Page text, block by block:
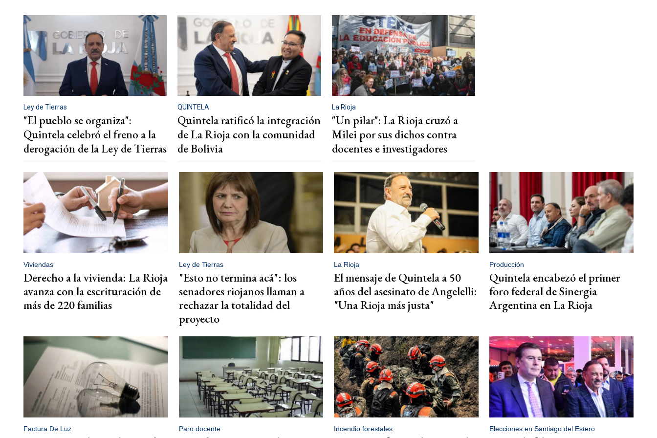
Ley de Tierras
"El pueblo se organiza":
Quintela celebró el freno a la
derogación de la Ley de Tierras
QUINTELA
Quintela ratificó la integración
de La Rioja con la comunidad
de Bolivia
La Rioja
"Un pilar": La Rioja cruzó a
Milei por sus dichos contra
docentes e investigadores
Viviendas
Derecho a la vivienda: La Rioja
avanza con la escrituración de
más de 220 familias
Ley de Tierras
"Esto no termina acá": los
senadores riojanos llaman a
rechazar la totalidad del
proyecto
La Rioja
El mensaje de Quintela a 50
años del asesinato de Angelelli:
"Una Rioja más justa"
Producción
Quintela encabezó el primer
foro federal de Sinergia
Argentina en La Rioja
Factura De Luz Paro docente Incendio forestales Elecciones en Santiago del Estero